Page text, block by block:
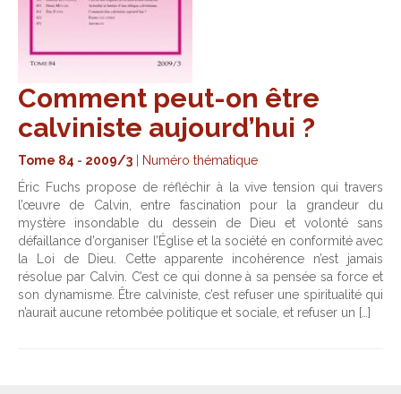
Comment peut-on être
calviniste aujourd’hui ?
Tome 84 - 2009/3
Numéro thématique
Éric Fuchs propose de réfléchir à la vive tension qui travers
l’œuvre de Calvin, entre fascination pour la grandeur du
mystère insondable du dessein de Dieu et volonté sans
défaillance d’organiser l’Église et la société en conformité avec
la Loi de Dieu. Cette apparente incohérence n’est jamais
résolue par Calvin. C’est ce qui donne à sa pensée sa force et
son dynamisme. Être calviniste, c’est refuser une spiritualité qui
n’aurait aucune retombée politique et sociale, et refuser un […]